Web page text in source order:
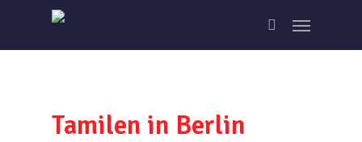
main
search
Menu
Tamilen in Berlin